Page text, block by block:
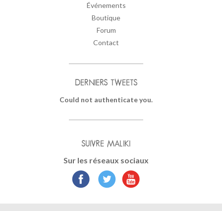
Événements
Boutique
Forum
Contact
DERNIERS TWEETS
Could not authenticate you.
SUIVRE MALIKI
Sur les réseaux sociaux